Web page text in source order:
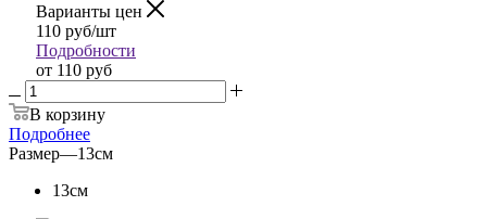
Варианты цен
110 руб/шт
Подробности
от 110 руб
В корзину
Подробнее
Размер—13см
13см